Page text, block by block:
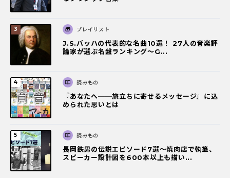
プレイリスト
J.S.バッハの代表的な名曲10選！ 27人の音楽評
論家が選ぶ名盤ランキング〜G...
読みもの
『あなたへ――旅立ちに寄せるメッセージ』に込
められた思いとは
読みもの
長岡鉄男の伝説エピソード7選〜焼肉店で執筆、
スピーカー設計図を600本以上も描い...